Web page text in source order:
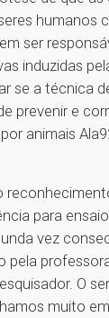
humanos
ser
induzidas
se a técnica
prevenir e
animais
para
vez
pela
O
muito